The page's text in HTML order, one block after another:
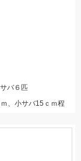
バ６匹
、小サバ15ｃｍ程